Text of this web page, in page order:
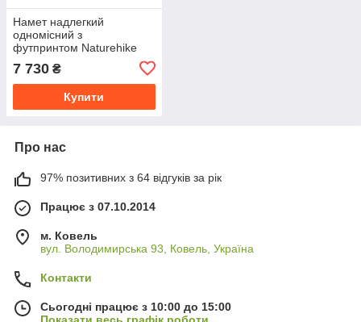
Намет надлегкий
одномісний з
футпринтом Naturehike
210T, темний синій
7 730 ₴
Купити
Про нас
97% позитивних з 64 відгуків за рік
Працює з 07.10.2014
м. Ковель
вул. Володимирська 93, Ковель, Україна
Контакти
Сьогодні працює з 10:00 до 15:00